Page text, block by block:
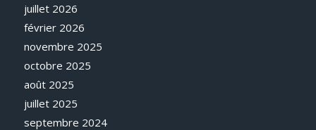
juillet 2026
février 2026
novembre 2025
octobre 2025
août 2025
juillet 2025
septembre 2024